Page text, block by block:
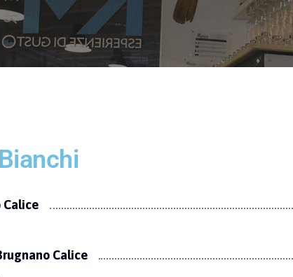
Calice
Calice